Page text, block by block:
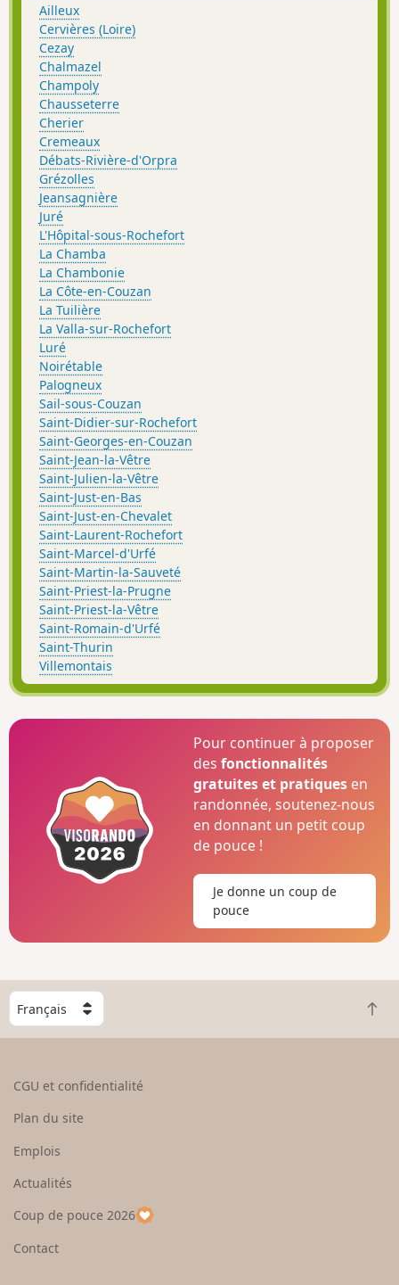
Ailleux
Cervières (Loire)
Cezay
Chalmazel
Champoly
Chausseterre
Cherier
Cremeaux
Débats-Rivière-d'Orpra
Grézolles
Jeansagnière
Juré
L'Hôpital-sous-Rochefort
La Chamba
La Chambonie
La Côte-en-Couzan
La Tuilière
La Valla-sur-Rochefort
Luré
Noirétable
Palogneux
Sail-sous-Couzan
Saint-Didier-sur-Rochefort
Saint-Georges-en-Couzan
Saint-Jean-la-Vêtre
Saint-Julien-la-Vêtre
Saint-Just-en-Bas
Saint-Just-en-Chevalet
Saint-Laurent-Rochefort
Saint-Marcel-d'Urfé
Saint-Martin-la-Sauveté
Saint-Priest-la-Prugne
Saint-Priest-la-Vêtre
Saint-Romain-d'Urfé
Saint-Thurin
Villemontais
Pour continuer à proposer
desfonctionnalités
gratuites et pratiques en
randonnée, soutenez-nous
en donnant un petit coup
de pouce !
Je donne un coup de
pouce
C
h
o
e
u
p
a
R
e
CGU et confidentialité
Plan du site
Emplois
Actualités
Coup de pouce 2026
Contact